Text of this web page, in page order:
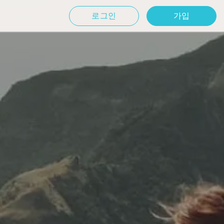
로그인 가입